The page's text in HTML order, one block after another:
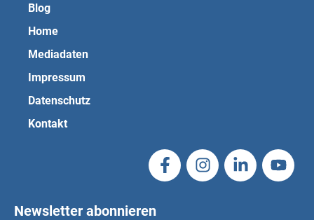
Blog
Home
Mediadaten
Impressum
Datenschutz
Kontakt
Newsletter abonnieren